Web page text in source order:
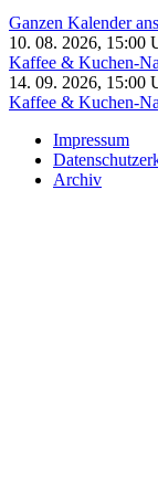
Ganzen Kalender
10. 08. 2026, 15:00
Kaffee & Kuchen-
14. 09. 2026, 15:00
Kaffee & Kuchen-
Impressum
Archiv